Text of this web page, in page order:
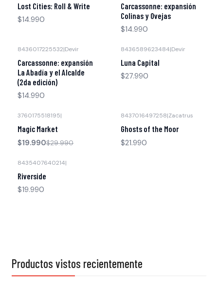
Lost Cities: Roll & Write
$14.990
Carcassonne: expansión
Colinas y Ovejas
$14.990
8436017225532|Devir
Carcassonne: expansión
La Abadía y el Alcalde
(2da edición)
$14.990
8436589623484|Devir
Luna Capital
$27.990
3760175518195|
Magic Market
$19.990$29.990
8437016497258|Zacatrus
Ghosts of the Moor
$21.990
8435407640214|
Riverside
$19.990
Productos vistos recientemente